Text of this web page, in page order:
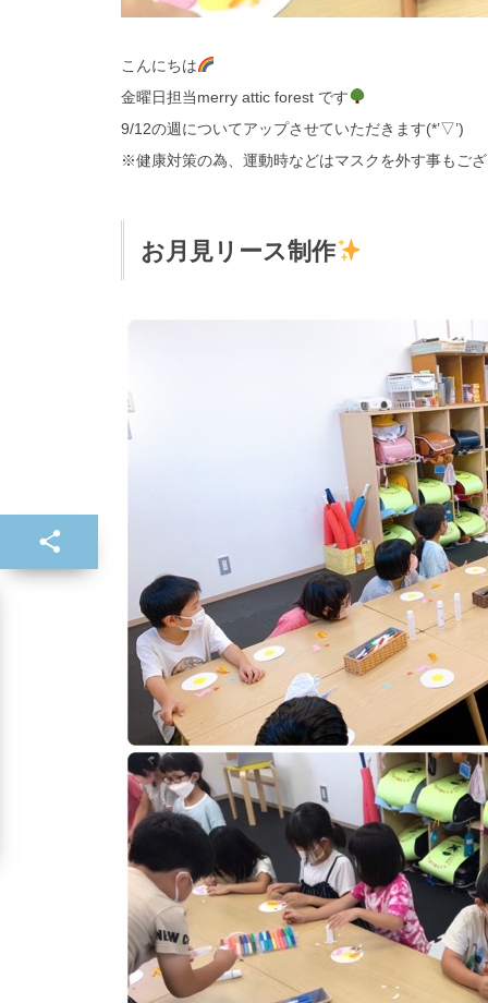
こんにちは
金曜日担当merry attic forest です
9/12の週についてアップさせていただきます(*’▽’)
※健康対策の為、運動時などはマスクを外す事もご
お月見リース制作